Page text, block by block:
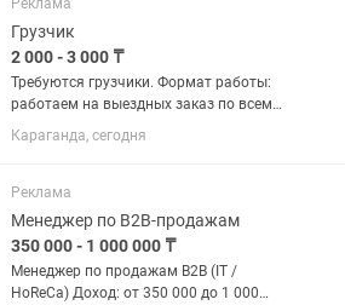
Реклама
Грузчик
2 000 - 3 000 ₸
Требуются грузчики. Формат работы:
работаем на выездных заказ по всему
городу. Выполняем все виды погрузо-
разгрузочных набор. Заявки
Требования: добросовестное...
Караганда, сегодня
Реклама
Менеджер по B2B-продажам
350 000 - 1 000 000 ₸
Менеджер по продажам B2B (IT /
HoReCa) Доход: от 350 000 до 1 000